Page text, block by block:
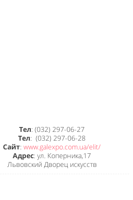
Тел: (032) 297-06-27
Тел: (032) 297-06-28
Сайт:www.galexpo.com.ua/elit/
Адрес: ул. Коперника,17
Львовский Дворец искусств